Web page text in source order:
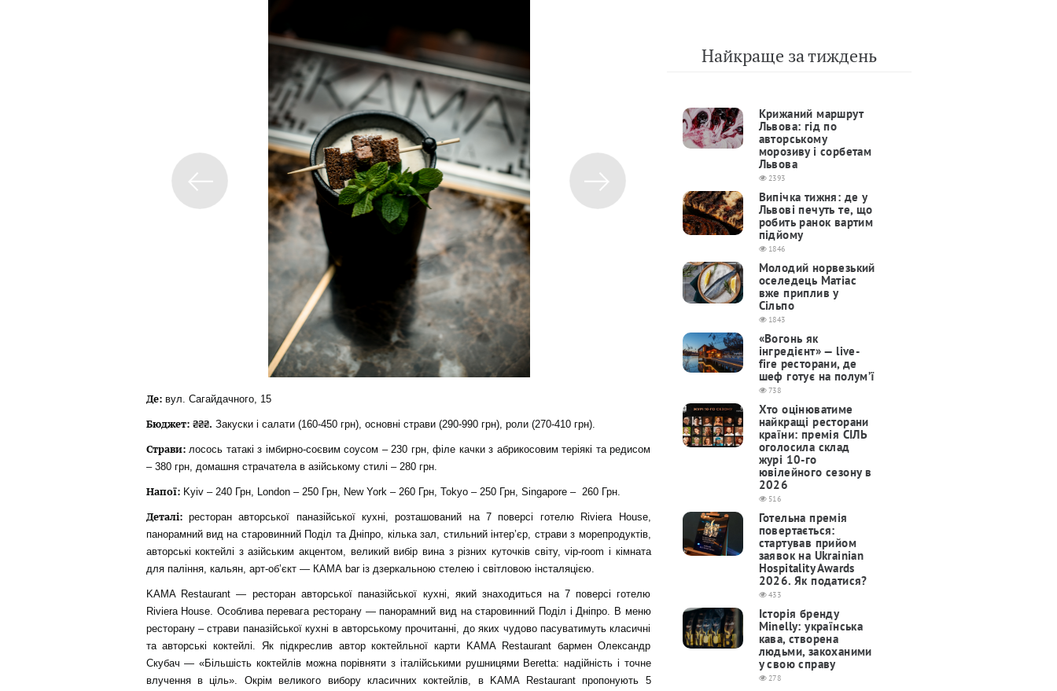
Де:вул. Сагайдачного, 15
Бюджет: ₴₴₴. Закуски і салати (160-450 грн), основні страви (290-990 грн), роли (270-410 грн).
Страви:лосось татакі з імбирно-соєвим соусом – 230 грн, філе качки з абрикосовим теріякі та редисом
– 380 грн, домашня страчатела в азійському стилі – 280 грн.
Напої:Kyiv – 240 Грн, London – 250 Грн, New York – 260 Грн, Tokyo – 250 Грн, Singapore – 260 Грн.
Деталі:ресторан авторської паназійської кухні, розташований на 7 поверсі готелю Riviera House,
панорамний вид на старовинний Поділ та Дніпро, кілька зал, стильний інтер’єр, страви з морепродуктів,
авторські коктейлі з азійським акцентом, великий вибір вина з різних куточків світу, vip-room і кімната
для паління, кальян, арт-об’єкт — КАМА bar із дзеркальною стелею і світловою інсталяцією.
KAMA Restaurant — ресторан авторської паназійської кухні, який знаходиться на 7 поверсі готелю
Riviera House. Особлива перевага ресторану — панорамний вид на старовинний Поділ і Дніпро. В меню
ресторану – страви паназійської кухні в авторському прочитанні, до яких чудово пасуватимуть класичні
та авторські коктейлі. Як підкреслив автор коктейльної карти KAMA Restaurant бармен Олександр
Скубач — «Більшість коктейлів можна порівняти з італійськими рушницями Beretta: надійність і точне
влучення в ціль». Окрім великого вибору класичних коктейлів, в KAMA Restaurant пропонують 5
Найкраще за тиждень
Крижаний маршрут
Львова: гід по
авторському
морозиву і сорбетам
Львова
2393
Випічка тижня: де у
Львові печуть те, що
робить ранок вартим
підйому
1846
Молодий норвезький
оселедець Матіас
вже приплив у
Сільпо
1843
«Вогонь як
інгредієнт» — live-
fire ресторани, де
шеф готує на полум’ї
738
Хто оцінюватиме
найкращі ресторани
країни: премія СІЛЬ
оголосила склад
журі 10-го
ювілейного сезону в
2026
516
Готельна премія
повертається:
cтартував прийом
заявок на Ukrainian
Hospitality Awards
2026. Як податися?
433
Історія бренду
Minelly: українська
кава, створена
людьми, закоханими
у свою справу
278